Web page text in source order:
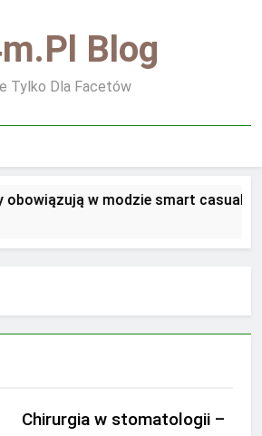
Blog
Tylko Dla Facetów
obowiązują w modzie smart casual
Chirurgia w stomatologii –